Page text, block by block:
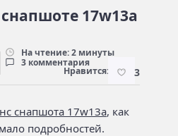
17w13a
На чтение: 2 минуты
3 комментария
Нравится: 3
снапшота 17w13a, как
подробностей.